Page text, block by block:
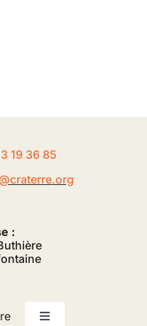
19 36 85
craterre.org
:
Toggle